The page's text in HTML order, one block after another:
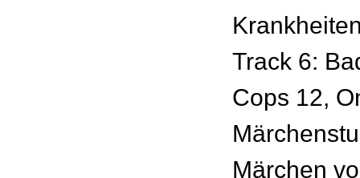
Track 6:
Cops 12,
Märchen